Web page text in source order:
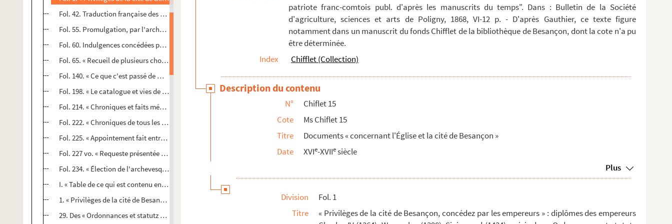
Fol. 42. Traduction française des mêmes privilèges
Fol. 55. Promulgation, par l'archevèque, d'un accord intervenu entre le chapitre métropolitain de Besançon et...
Fol. 60. Indulgences concédées par les papes Léon IX, Alexandre IV, Grégoire IX et Clément VII (Robert de Gen...
Fol. 65. « Recueil de plusieurs choses dignes de mémoire tant en la cité de Besançon, comté de Bourgoigne que...
Fol. 140. « Ce que c'est passé de mon temps dont j'ay heut congnoissance et avertissement » (1562-1613), par J...
Fol. 198. « Le catalogue et vies de tous les archevesques de la cité » [de Besançon]
Fol. 214. « Chroniques et faits mémorables de tous les empereurs tant romains qu'allemans qu'ont régné... jusq...
Fol. 222. « Chroniques de tous les roys et comtes et ducs de Bourgongne qui subsécutivement ont régné depuis C...
Fol. 225. « Appointement fait entre... l'archevesque de Besançon, appellé Quentin, et les officiers du parleme...
Fol. 227 vo. « Requeste présentée à Sa Majesté pour le restablissement de l'officialité », présentée au roi d'Esp...
Fol. 234. « Élection de l'archevesque Claude d'Achey » : narration inachevée
I. « Table de ce qui est contenu en ce volume... »
1. « Privilèges de la cité de Besançon, concédez par les empereurs » : diplômes des empereurs Charles I...
29. Des « Ordonnances et statutz des feugs et édifices de la cité de Besançon, faictz en l'an 1522 », av...
patriote franc-comtois publ. d'après les manuscrits du temps". Dans : Bulletin de la Société
d'agriculture, sciences et arts de Poligny, 1868, VI-12 p. - D'après Gauthier, ce texte figure
notamment dans un manuscrit du fonds Chifflet de la bibliothèque de Besançon, dont la cote n'a pu
être déterminée.
Index
Chifflet (Collection)
Description du contenu
N°
Chiflet 15
Cote
Ms Chiflet 15
Titre
Documents « concernant l'Église et la cité de Besançon »
Date
XVIe-XVIIesiècle
Plus
Division
Fol. 1
Titre
« Privilèges de la cité de Besançon, concédez par les empereurs » : diplômes des empereurs